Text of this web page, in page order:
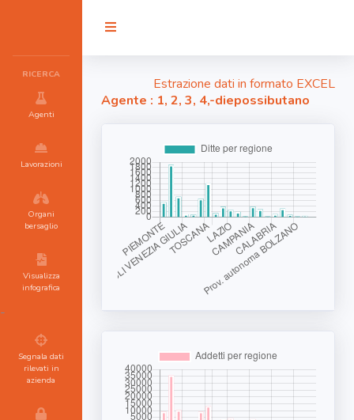
RICERCA
Agenti
Lavorazioni
Organi
bersaglio
Visualizza
infografica
-
Segnala dati
rilevati in
azienda
Estrazione dati in formato EXCEL
Agente : 1, 2, 3, 4,-diepossibutano